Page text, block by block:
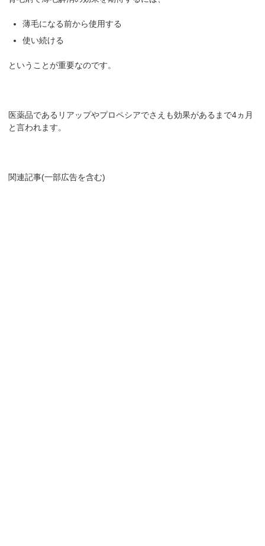
薄毛になる前から使用する
使い続ける
ということが重要なのです。
医薬品であるリアップやプロペシアでさえも効果があるまで4ヵ月
と言われます。
関連記事(一部広告を含む)